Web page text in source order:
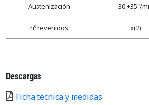
Austenización 30'+35"/
nº revenidos x(2)
Descargas
Ficha técnica y medidas